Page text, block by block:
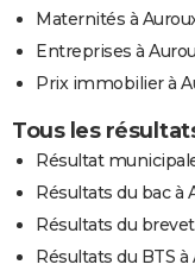
Maternités à
Entreprises à
Prix immobilier à
Tous les
Résultat
Résultats du bac à
Résultats du
Résultats du BTS à